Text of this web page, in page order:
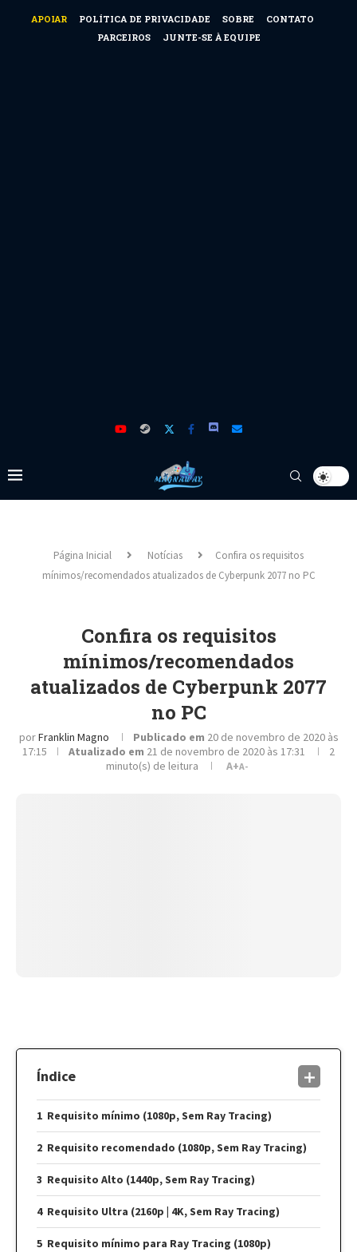
APOIAR POLÍTICA DE PRIVACIDADE SOBRE
CONTATO
PARCEIROS
JUNTE-SE À EQUIPE
Página Inicial Notícias
Confira os requisitos
mínimos/recomendados atualizados de Cyberpunk 2077 no PC
Confira os requisitos
mínimos/recomendados
atualizados de Cyberpunk 2077
no PC
porFranklin Magno Publicado em 20 de novembro de 2020 às
17:15
Atualizado em 21 de novembro de 2020 às 17:31
2
minuto(s) de leitura
A+A-
Índice
Requisito mínimo (1080p, Sem Ray Tracing)
Requisito recomendado (1080p, Sem Ray Tracing)
Requisito Alto (1440p, Sem Ray Tracing)
Requisito Ultra (2160p | 4K, Sem Ray Tracing)
Requisito mínimo para Ray Tracing (1080p)